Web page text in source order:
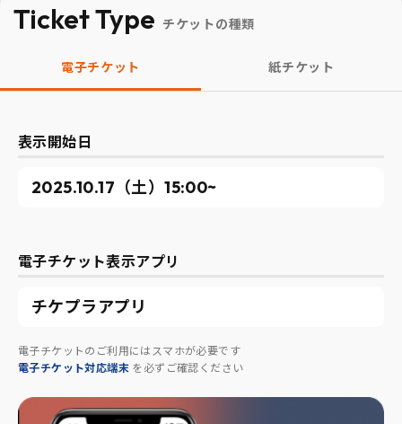
Ticket Type チケットの種類
電子チケット 紙チケット
表示開始日
2025.10.17（土）15:00~
電子チケット表示アプリ
チケプラアプリ
電子チケットのご利用にはスマホが必要です
電子チケット対応端末 を必ずご確認ください